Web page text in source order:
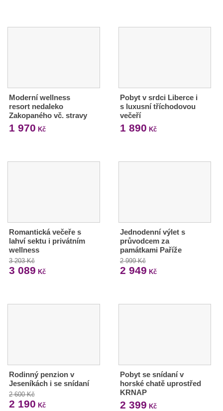
Moderní wellness
resort nedaleko
Zakopaného vč. stravy
1 970 Kč
Pobyt v srdci Liberce i
s luxusní tříchodovou
večeří
1 890 Kč
Romantická večeře s
lahví sektu i privátním
wellness
3 203 Kč
3 089 Kč
Jednodenní výlet s
průvodcem za
památkami Paříže
2 999 Kč
2 949 Kč
Rodinný penzion v
Jeseníkách i se snídaní
2 600 Kč
2 190 Kč
Pobyt se snídaní v
horské chatě uprostřed
KRNAP
2 399 Kč